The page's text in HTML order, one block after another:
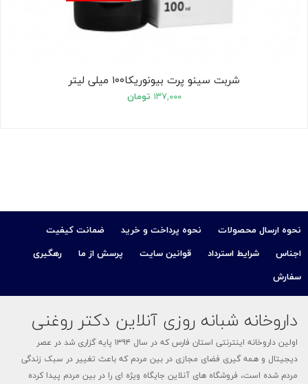
شربت سینو پرت بیونوریکا۱۰۰ میلی لیتر
۱۳۷,۰۰۰ تومان
نحوه ارسال محصولات نحوه پرداخت و خرید
ضمانت کیفیت
اجناس
شرایط استرداد قوانین سایت پرسش از ما
رهگیری
سفارش
داروخانه شبانه روزی آنلاین دکتر روغنی
اولین داروخانه اینترنتی استان فارس که در سال ۱۳۹۴ پایه گزاری شد در عصر
دیجیتال و همه گیری فضای مجازی در بین مردم که باعث تغییر در سبک زندگی
مردم شده است، فروشگاه های آنلاین جایگاه ویژه ای را در بین مردم پیدا کرده